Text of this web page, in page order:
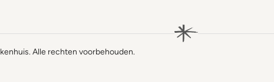
Alle rechten voorbehouden.